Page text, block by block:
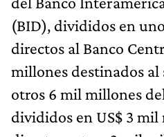
(BID), divididos en
directos al Banco
millones destinados
otros 6 mil millones
divididos en US$ 3